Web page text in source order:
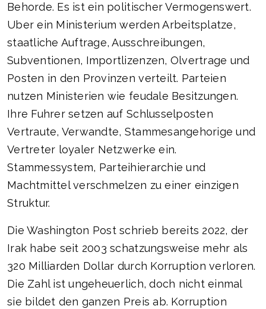
Behorde. Es ist ein politischer Vermogenswert.
Uber ein Ministerium werden Arbeitsplatze,
staatliche Auftrage, Ausschreibungen,
Subventionen, Importlizenzen, Olvertrage und
Posten in den Provinzen verteilt. Parteien
nutzen Ministerien wie feudale Besitzungen.
Ihre Fuhrer setzen auf Schlusselposten
Vertraute, Verwandte, Stammesangehorige und
Vertreter loyaler Netzwerke ein.
Stammessystem, Parteihierarchie und
Machtmittel verschmelzen zu einer einzigen
Struktur.
Die Washington Post schrieb bereits 2022, der
Irak habe seit 2003 schatzungsweise mehr als
320 Milliarden Dollar durch Korruption verloren.
Die Zahl ist ungeheuerlich, doch nicht einmal
sie bildet den ganzen Preis ab. Korruption